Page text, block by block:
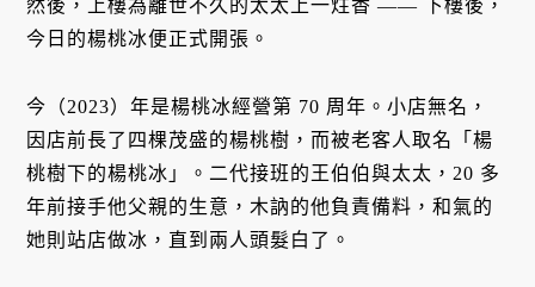
然後，上樓為離世不久的太太上一炷香 —— 下樓後，
今日的楊桃冰便正式開張。
今（2023）年是楊桃冰經營第 70 周年。小店無名，
因店前長了四棵茂盛的楊桃樹，而被老客人取名「楊
桃樹下的楊桃冰」。二代接班的王伯伯與太太，20 多
年前接手他父親的生意，木訥的他負責備料，和氣的
她則站店做冰，直到兩人頭髮白了。